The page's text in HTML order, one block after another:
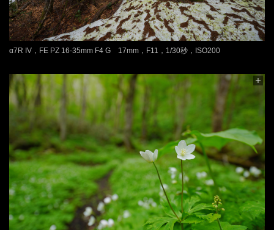
α7R IV，FE PZ 16-35mm F4 G 17mm，F11，1/30秒，ISO200